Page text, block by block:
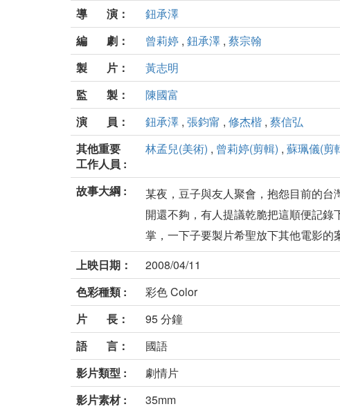
導 演：
鈕承澤
編 劇：
曾莉婷 , 鈕承澤 , 蔡宗翰
製 片：
黃志明
監 製：
陳國富
演 員：
鈕承澤 , 張鈞甯 , 修杰楷 , 蔡信弘
其他重要
工作人員 :
林孟兒(美術) , 曾莉婷(剪輯) , 蘇珮儀(剪
故事大綱 :
某夜，豆子與友人聚會，抱怨目前的
開還不夠，有人提議乾脆把這順便記
掌，一下子要製片希聖放下其他電影的
上映日期：
2008/04/11
色彩種類 :
彩色 Color
片 長：
95 分鐘
語 言：
國語
影片類型 :
劇情片
影片素材 :
35mm